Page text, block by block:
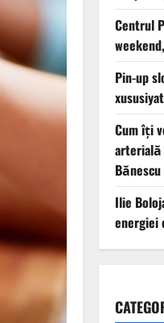
Centrul
Pin-up
Cum îți
arterială
Ilie
energiei